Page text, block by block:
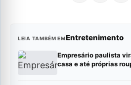
LEIA TAMBÉM EMEntretenimento
Empresário paulista
casa e até próprias